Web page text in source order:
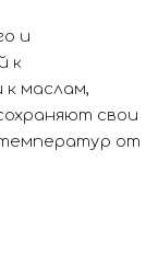
и
к
к маслам,
свои
от